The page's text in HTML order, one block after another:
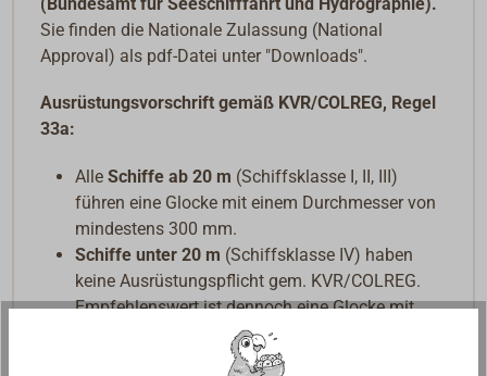
Sie finden die Nationale Zulassung (National
Approval) als pdf-Datei unter "Downloads".
Ausrüstungsvorschrift gemäß KVR/COLREG, Regel
33a:
AlleSchiffe ab 20 m (Schiffsklasse I, II, III)
führen eine Glocke mit einem Durchmesser von
mindestens 300 mm.
Schiffe unter 20 m (Schiffsklasse IV) haben
keine Ausrüstungspflicht gem. KVR/COLREG.
Empfehlenswert ist dennoch eine Glocke mit
einem Durchmesser von 200 mm.